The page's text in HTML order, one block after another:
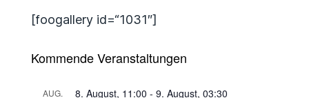
[foogallery id=“1031″]
Kommende Veranstaltungen
AUG. 8. August, 11:00 - 9. August, 03:30